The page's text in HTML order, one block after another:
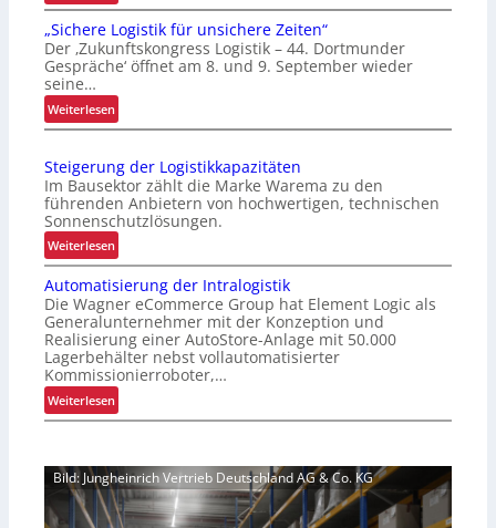
E
x
t
r
e
m
h
t
z
e
e
g
t
S
c
h
w
a
s
t
e
„Sichere Logistik für unsichere Zeiten“
Der ‚Zukunftskongress Logistik – 44. Dortmunder
Gespräche‘ öffnet am 8. und 9. September wieder
seine…
Weiterlesen:
„
i
c
h
e
r
o
g
i
s
t
i
f
ü
r
Steigerung der Logistikkapazitäten
Im Bausektor zählt die Marke Warema zu den
führenden Anbietern von hochwertigen, technischen
Sonnenschutzlösungen.
Weiterlesen:
S
t
e
i
g
e
r
u
d
e
r
Automatisierung der Intralogistik
Die Wagner eCommerce Group hat Element Logic als
Generalunternehmer mit der Konzeption und
Realisierung einer AutoStore-Anlage mit 50.000
Lagerbehälter nebst vollautomatisierter
Kommissionierroboter,…
Weiterlesen:
A
o
m
Bild: Jungheinrich Vertrieb Deutschland AG & Co. KG